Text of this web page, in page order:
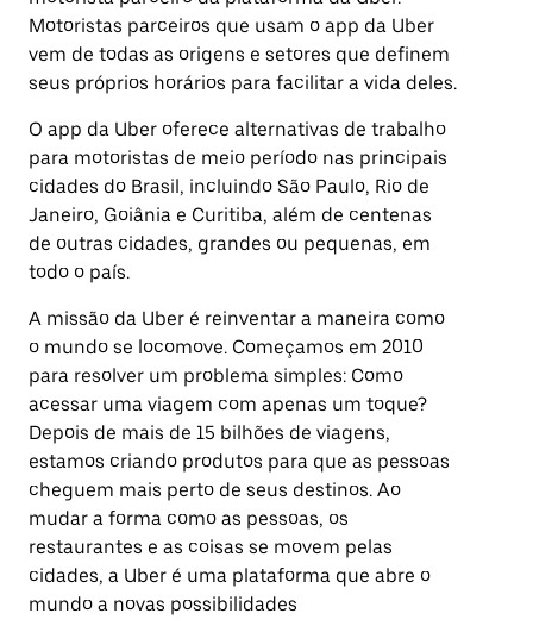
Motoristas parceiros que usam o app da Uber
vem de todas as origens e setores que definem
seus próprios horários para facilitar a vida deles.
O app da Uber oferece alternativas de trabalho
para motoristas de meio período nas principais
cidades do Brasil, incluindo São Paulo, Rio de
Janeiro, Goiânia e Curitiba, além de centenas
de outras cidades, grandes ou pequenas, em
todo o país.
A missão da Uber é reinventar a maneira como
o mundo se locomove. Começamos em 2010
para resolver um problema simples: Como
acessar uma viagem com apenas um toque?
Depois de mais de 15 bilhões de viagens,
estamos criando produtos para que as pessoas
cheguem mais perto de seus destinos. Ao
mudar a forma como as pessoas, os
restaurantes e as coisas se movem pelas
cidades, a Uber é uma plataforma que abre o
mundo a novas possibilidades